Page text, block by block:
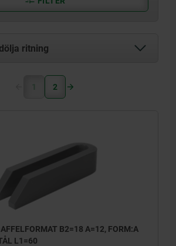
ritning
1 2
B2=18 A=12, FORM:A
L1=60